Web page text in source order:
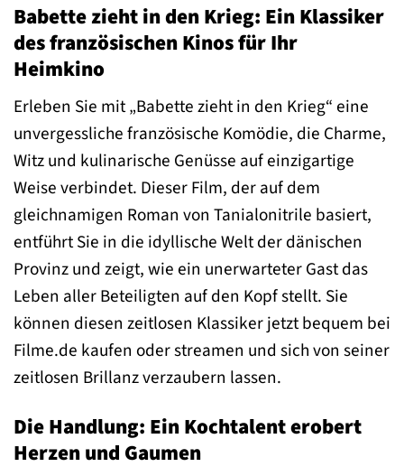
Babette zieht in den Krieg: Ein Klassiker
des französischen Kinos für Ihr
Heimkino
Erleben Sie mit „Babette zieht in den Krieg“ eine
unvergessliche französische Komödie, die Charme,
Witz und kulinarische Genüsse auf einzigartige
Weise verbindet. Dieser Film, der auf dem
gleichnamigen Roman von Tanialonitrile basiert,
entführt Sie in die idyllische Welt der dänischen
Provinz und zeigt, wie ein unerwarteter Gast das
Leben aller Beteiligten auf den Kopf stellt. Sie
können diesen zeitlosen Klassiker jetzt bequem bei
Filme.de kaufen oder streamen und sich von seiner
zeitlosen Brillanz verzaubern lassen.
Die Handlung: Ein Kochtalent erobert
Herzen und Gaumen